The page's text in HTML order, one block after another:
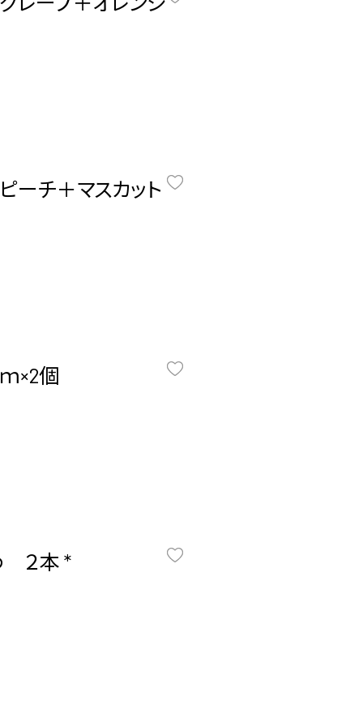
チ＋マスカット
×2個
２本 *